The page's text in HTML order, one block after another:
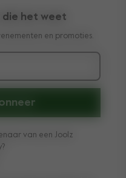
die het weet
en promoties.
van een Joolz